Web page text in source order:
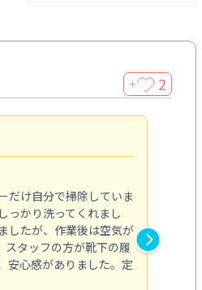
＋ 2
だけ自分で掃除していま
っかり洗ってくれまし
したが、作業後は空気が
スタッフの方が靴下の履
安心感がありました。定